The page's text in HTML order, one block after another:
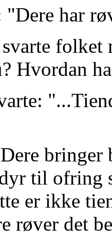
"Dere har
folket
Hvordan
til ofring
er ikke
røver det